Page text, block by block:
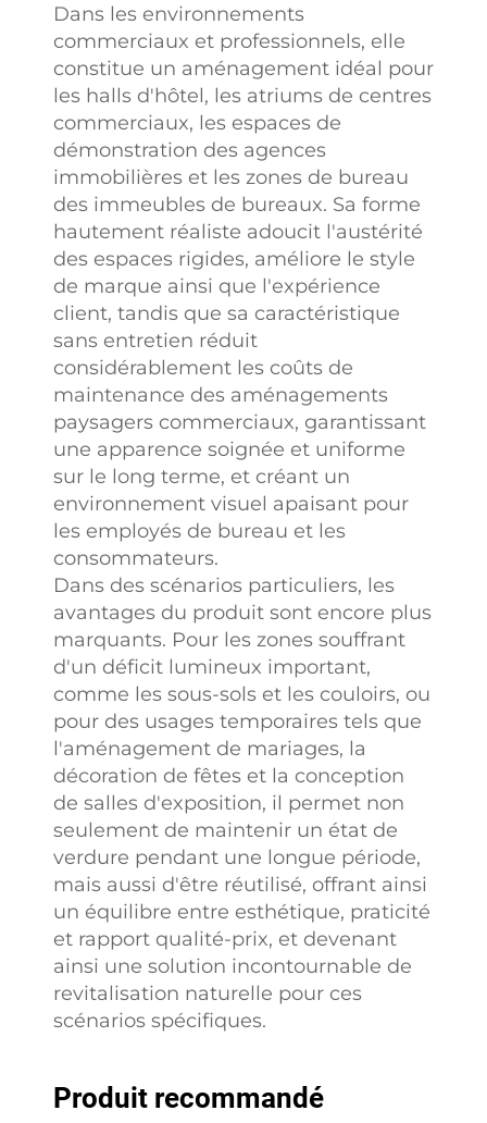
Dans les environnements
commerciaux et professionnels, elle
constitue un aménagement idéal pour
les halls d'hôtel, les atriums de centres
commerciaux, les espaces de
démonstration des agences
immobilières et les zones de bureau
des immeubles de bureaux. Sa forme
hautement réaliste adoucit l'austérité
des espaces rigides, améliore le style
de marque ainsi que l'expérience
client, tandis que sa caractéristique
sans entretien réduit
considérablement les coûts de
maintenance des aménagements
paysagers commerciaux, garantissant
une apparence soignée et uniforme
sur le long terme, et créant un
environnement visuel apaisant pour
les employés de bureau et les
consommateurs.
Dans des scénarios particuliers, les
avantages du produit sont encore plus
marquants. Pour les zones souffrant
d'un déficit lumineux important,
comme les sous-sols et les couloirs, ou
pour des usages temporaires tels que
l'aménagement de mariages, la
décoration de fêtes et la conception
de salles d'exposition, il permet non
seulement de maintenir un état de
verdure pendant une longue période,
mais aussi d'être réutilisé, offrant ainsi
un équilibre entre esthétique, praticité
et rapport qualité-prix, et devenant
ainsi une solution incontournable de
revitalisation naturelle pour ces
scénarios spécifiques.
Produit recommandé